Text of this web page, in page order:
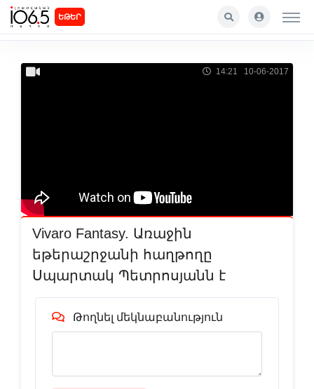
ԵԹԵՐ
14:21 10-06-2017
Vivaro Fantasy. Առաջին
եթերաշրջանի հաղթողը
Սպարտակ Պետրոսյանն է
Թողնել մեկնաբանություն